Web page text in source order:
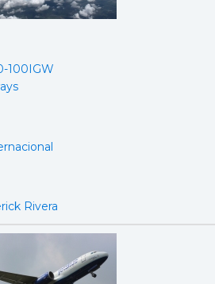
100IGW
Rivera